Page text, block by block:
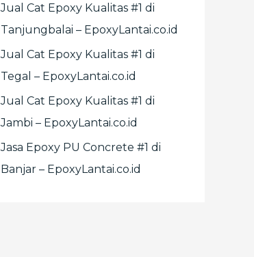
Jual Cat Epoxy Kualitas #1 di
Tanjungbalai – EpoxyLantai.co.id
Jual Cat Epoxy Kualitas #1 di
Tegal – EpoxyLantai.co.id
Jual Cat Epoxy Kualitas #1 di
Jambi – EpoxyLantai.co.id
Jasa Epoxy PU Concrete #1 di
Banjar – EpoxyLantai.co.id